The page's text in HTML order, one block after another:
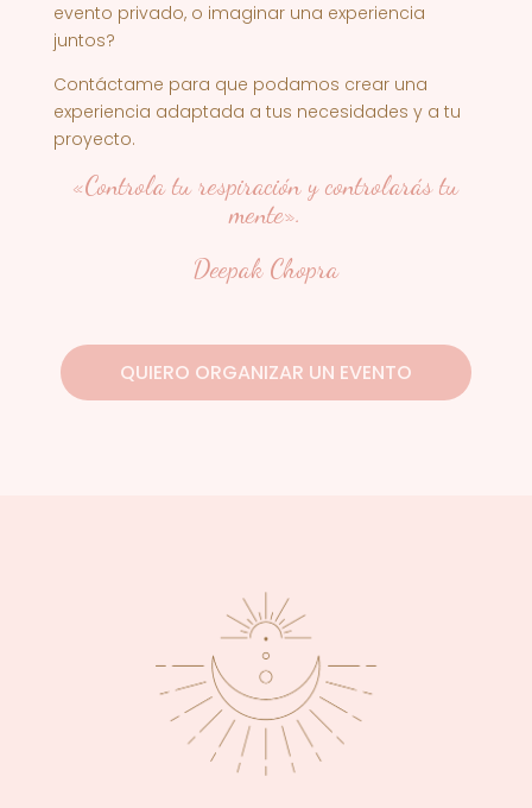
evento privado, o imaginar una experiencia
juntos?
Contáctame para que podamos crear una
experiencia adaptada a tus necesidades y a tu
proyecto.
«Controla tu respiración y controlarás tu
mente».
Deepak Chopra
QUIERO ORGANIZAR UN EVENTO